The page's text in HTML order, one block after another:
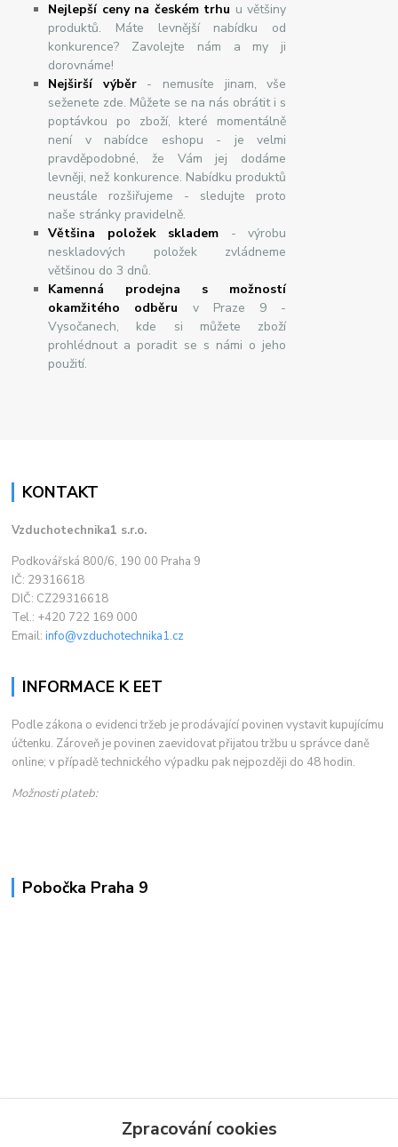
Nejlepší ceny na českém trhu u většiny
produktů. Máte levnější nabídku od
konkurence? Zavolejte nám a my ji
dorovnáme!
Nejširšívýběr- nemusíte jinam, vše
seženete zde. Můžete se na nás obrátit i s
poptávkou po zboží, které momentálně
není v nabídce eshopu - je velmi
pravděpodobné, že Vám jej dodáme
levněji, než konkurence. Nabídku produktů
neustále rozšiřujeme - sledujte proto
naše stránky pravidelně.
Většina položek skladem - výrobu
neskladových položek zvládneme
většinou do 3 dnů.
Kamenná prodejna s možností
okamžitého odběru v Praze 9 -
Vysočanech, kde si můžete zboží
prohlédnout a poradit se s námi o jeho
použití.
KONTAKT
Vzduchotechnika1 s.r.o.
Podkovářská 800/6, 190 00 Praha 9
IČ: 29316618
DIČ: CZ29316618
Tel.: +420 722 169 000
Email:info@vzduchotechnika1.cz
INFORMACE K EET
Podle zákona o evidenci tržeb je prodávající povinen vystavit kupujícímu
účtenku. Zároveň je povinen zaevidovat přijatou tržbu u správce daně
online; v případě technického výpadku pak nejpozději do 48 hodin.
Možnosti plateb:
Pobočka Praha 9
Zpracování cookies